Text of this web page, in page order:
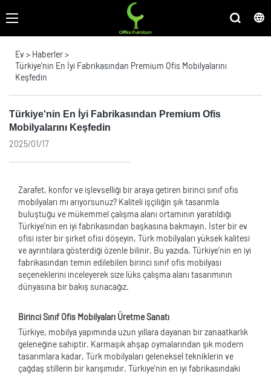
Ev > Haberler>
Türkiye'nin En İyi Fabrikasından Premium Ofis Mobilyalarını
Keşfedin
Türkiye'nin En İyi Fabrikasından Premium Ofis
Mobilyalarını Keşfedin
2025/01/17
Zarafet, konfor ve işlevselliği bir araya getiren birinci sınıf ofis
mobilyaları mı arıyorsunuz? Kaliteli işçiliğin şık tasarımla
buluştuğu ve mükemmel çalışma alanı ortamının yaratıldığı
Türkiye'nin en iyi fabrikasından başkasına bakmayın. İster bir ev
ofisi ister bir şirket ofisi döşeyin, Türk mobilyaları yüksek kalitesi
ve ayrıntılara gösterdiği özenle bilinir. Bu yazıda, Türkiye'nin en iyi
fabrikasından temin edilebilen birinci sınıf ofis mobilyası
seçeneklerini inceleyerek size lüks çalışma alanı tasarımının
dünyasına bir bakış sunacağız.
Birinci Sınıf Ofis Mobilyaları Üretme Sanatı
Türkiye, mobilya yapımında uzun yıllara dayanan bir zanaatkarlık
geleneğine sahiptir. Karmaşık ahşap oymalarından şık modern
tasarımlara kadar, Türk mobilyaları geleneksel tekniklerin ve
çağdaş stillerin bir karışımıdır. Türkiye'nin en iyi fabrikasındaki